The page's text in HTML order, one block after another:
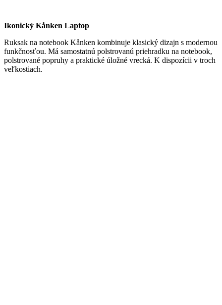
Ikonický Kånken Laptop
Ruksak na notebook Kånken kombinuje klasický dizajn s modernou
funkčnosťou. Má samostatnú polstrovanú priehradku na notebook,
polstrované popruhy a praktické úložné vrecká. K dispozícii v troch
veľkostiach.